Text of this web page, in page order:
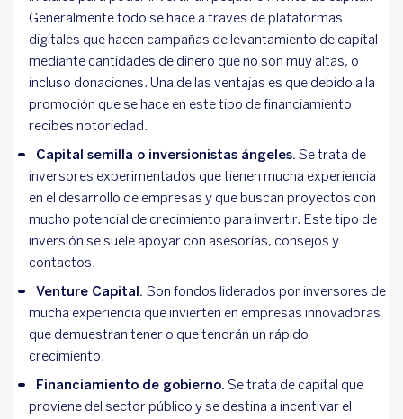
Generalmente todo se hace a través de plataformas
digitales que hacen campañas de levantamiento de capital
mediante cantidades de dinero que no son muy altas, o
incluso donaciones. Una de las ventajas es que debido a la
promoción que se hace en este tipo de financiamiento
recibes notoriedad.
Capital semilla o inversionistas ángeles. Se trata de
inversores experimentados que tienen mucha experiencia
en el desarrollo de empresas y que buscan proyectos con
mucho potencial de crecimiento para invertir. Este tipo de
inversión se suele apoyar con asesorías, consejos y
contactos.
Venture Capital. Son fondos liderados por inversores de
mucha experiencia que invierten en empresas innovadoras
que demuestran tener o que tendrán un rápido
crecimiento.
Financiamiento de gobierno. Se trata de capital que
proviene del sector público y se destina a incentivar el